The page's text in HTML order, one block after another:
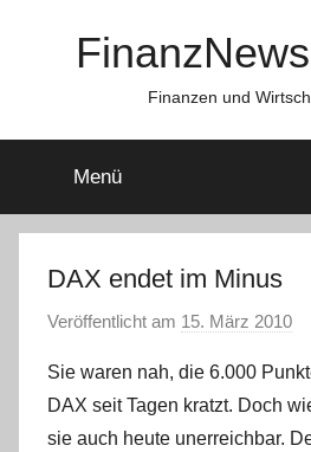
Finanzen und
Menü
DAX endet im Minus
Veröffentlicht am 15. März 2010
n
C
h
Sie waren nah, die 6.000
DAX seit Tagen kratzt. Doch
sie auch heute unerreichbar.